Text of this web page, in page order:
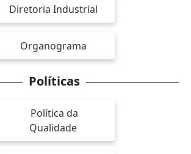
Diretoria Industrial
Organograma
Políticas
Política da
Qualidade